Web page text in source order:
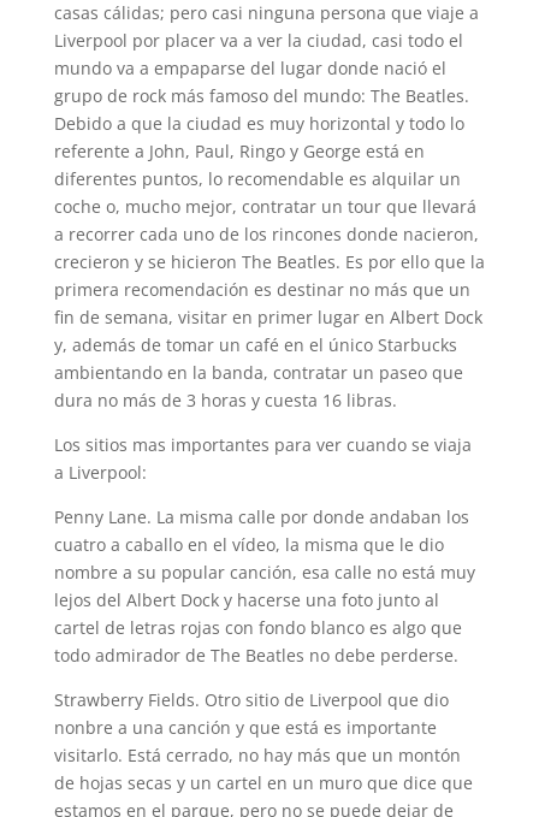
casas cálidas; pero casi ninguna persona que viaje a
Liverpool por placer va a ver la ciudad, casi todo el
mundo va a empaparse del lugar donde nació el
grupo de rock más famoso del mundo: The Beatles.
Debido a que la ciudad es muy horizontal y todo lo
referente a John, Paul, Ringo y George está en
diferentes puntos, lo recomendable es alquilar un
coche o, mucho mejor, contratar un tour que llevará
a recorrer cada uno de los rincones donde nacieron,
crecieron y se hicieron The Beatles. Es por ello que la
primera recomendación es destinar no más que un
fin de semana, visitar en primer lugar en Albert Dock
y, además de tomar un café en el único Starbucks
ambientando en la banda, contratar un paseo que
dura no más de 3 horas y cuesta 16 libras.
Los sitios mas importantes para ver cuando se viaja
a Liverpool:
Penny Lane. La misma calle por donde andaban los
cuatro a caballo en el vídeo, la misma que le dio
nombre a su popular canción, esa calle no está muy
lejos del Albert Dock y hacerse una foto junto al
cartel de letras rojas con fondo blanco es algo que
todo admirador de The Beatles no debe perderse.
Strawberry Fields. Otro sitio de Liverpool que dio
nonbre a una canción y que está es importante
visitarlo. Está cerrado, no hay más que un montón
de hojas secas y un cartel en un muro que dice que
estamos en el parque, pero no se puede dejar de